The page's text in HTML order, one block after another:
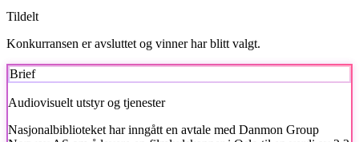
Tildelt
Konkurransen er avsluttet og vinner har blitt valgt.
Brief
Audiovisuelt utstyr og tjenester
Nasjonalbiblioteket har inngått en avtale med Danmon Group